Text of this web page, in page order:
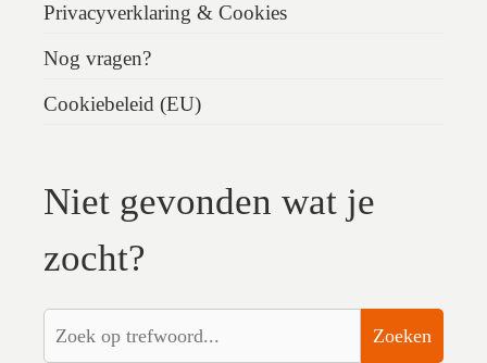
Privacyverklaring & Cookies
Nog vragen?
Cookiebeleid (EU)
Niet gevonden wat je
zocht?
Zoeken